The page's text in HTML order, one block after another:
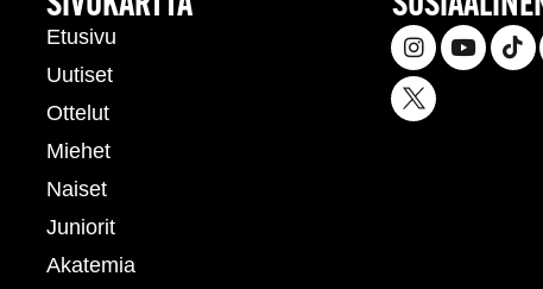
Etusivu
Uutiset
Ottelut
Miehet
Naiset
Juniorit
Akatemia